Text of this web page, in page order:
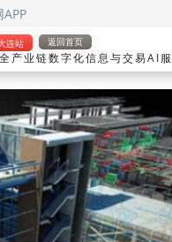
连站 返回首页
产业链数字化信息与交易AI
头条
筑脸项目
找资源
筑脸吧